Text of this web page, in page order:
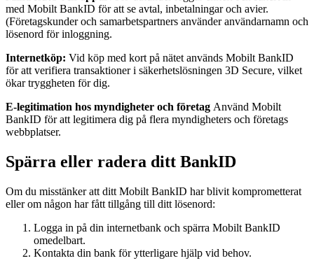
med Mobilt BankID för att se avtal, inbetalningar och avier.
(Företagskunder och samarbetspartners använder användarnamn och
lösenord för inloggning.
Internetköp: Vid köp med kort på nätet används Mobilt BankID
för att verifiera transaktioner i säkerhetslösningen 3D Secure, vilket
ökar tryggheten för dig.
E-legitimation hos myndigheter och företag Använd Mobilt
BankID för att legitimera dig på flera myndigheters och företags
webbplatser.
Spärra eller radera ditt BankID
Om du misstänker att ditt Mobilt BankID har blivit komprometterat
eller om någon har fått tillgång till ditt lösenord:
Logga in på din internetbank och spärra Mobilt BankID
omedelbart.
Kontakta din bank för ytterligare hjälp vid behov.